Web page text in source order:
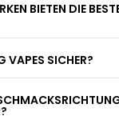
BIETEN DIE
VAPES SICHER?